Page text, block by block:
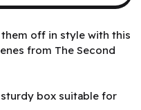
off in style with this
from The Second
sturdy box suitable for